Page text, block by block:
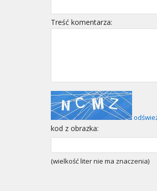
Treść komentarza:
kod z obrazka:
(wielkość liter nie ma znaczenia)